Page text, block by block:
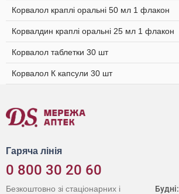
Корвалол краплі оральні 50 мл 1 флакон
Корвалдин краплі оральні 25 мл 1 флакон
Корвалол таблетки 30 шт
Корвалол К капсули 30 шт
Гаряча лінія
0 800 30 20 60
Будні:
Безкоштовно зі стаціонарних і